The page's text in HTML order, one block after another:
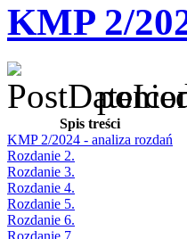
KMP 2/
Spis treści
KMP 2/2024 - analiza rozdań
Rozdanie 2.
Rozdanie 3.
Rozdanie 4.
Rozdanie 5.
Rozdanie 6.
Rozdanie 7.